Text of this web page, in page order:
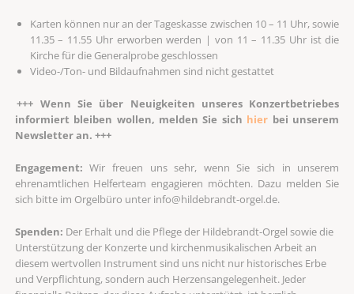
Karten können nur an der Tageskasse zwischen 10 – 11 Uhr, sowie
11.35 – 11.55 Uhr erworben werden | von 11 – 11.35 Uhr ist die
Kirche für die Generalprobe geschlossen
Video-/Ton- und Bildaufnahmen sind nicht gestattet
+++ Wenn Sie über Neuigkeiten unseres Konzertbetriebes
informiert bleiben wollen, melden Sie sich hier bei unserem
Newsletter an. +++
Engagement: Wir freuen uns sehr, wenn Sie sich in unserem
ehrenamtlichen Helferteam engagieren möchten. Dazu melden Sie
sich bitte im Orgelbüro unter info@hildebrandt-orgel.de.
Spenden: Der Erhalt und die Pflege der Hildebrandt-Orgel sowie die
Unterstützung der Konzerte und kirchenmusikalischen Arbeit an
diesem wertvollen Instrument sind uns nicht nur historisches Erbe
und Verpflichtung, sondern auch Herzensangelegenheit. Jeder